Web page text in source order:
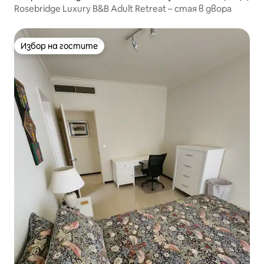
Rosebridge Luxury B&B Adult Retreat – стая в двора
Избор на гостите
Избор на гостите